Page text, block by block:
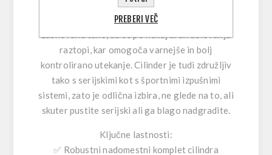
molibdenovo prevleko, ki pomaga zaščititi bat
in cilinder v obdobju utekanja. Prevleka je
zasnovana tako, da se po nekaj urah delovanja
raztopi, kar omogoča varnejše in bolj
kontrolirano utekanje. Cilinder je tudi združljiv
tako s serijskimi kot s športnimi izpušnimi
sistemi, zato je odlična izbira, ne glede na to, ali
skuter pustite serijski ali ga blago nadgradite.
Ključne lastnosti:
✅ Robustni nadomestni komplet cilindra
PREBERI VEČ